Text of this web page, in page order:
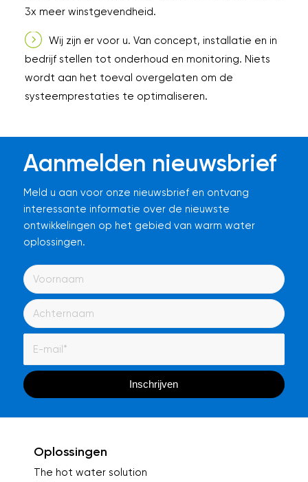
3x meer winstgevendheid.
Wij zijn er voor u. Van concept, installatie en in
bedrijf stellen tot onderhoud en monitoring. Niets
wordt aan het toeval overgelaten om de
systeemprestaties te optimaliseren.
Aanmelden nieuwsbrief
Meld u aan voor onze nieuwsbrief en ontvang
interessante informatie over de nieuwste
ontwikkelingen op het gebied van warm water
oplossingen.
Oplossingen
The hot water solution